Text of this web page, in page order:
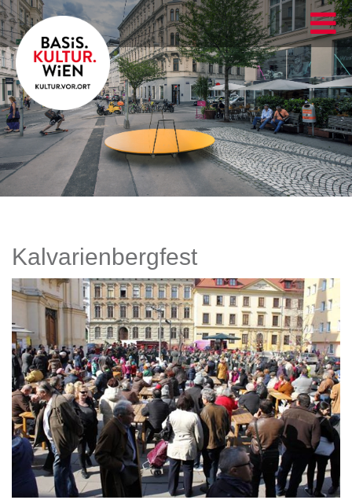
Kalvarienbergfest